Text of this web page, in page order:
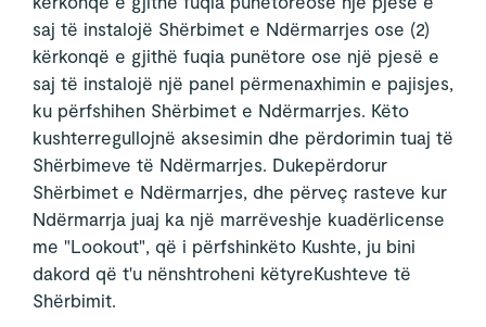
saj të instalojë Shërbimet e Ndërmarrjes ose (2)
kërkonqë e gjithë fuqia punëtore ose një pjesë e
saj të instalojë një panel përmenaxhimin e pajisjes,
ku përfshihen Shërbimet e Ndërmarrjes. Këto
kushterregullojnë aksesimin dhe përdorimin tuaj të
Shërbimeve të Ndërmarrjes. Dukepërdorur
Shërbimet e Ndërmarrjes, dhe përveç rasteve kur
Ndërmarrja juaj ka një marrëveshje kuadërlicense
me "Lookout", që i përfshinkëto Kushte, ju bini
dakord që t'u nënshtroheni këtyreKushteve të
Shërbimit.